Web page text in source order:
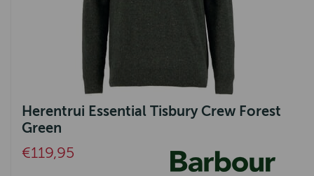
Herentrui Essential Tisbury Crew Forest
Green
€119,95